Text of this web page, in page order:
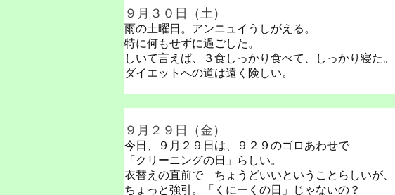
９月３０日（土）
雨の土曜日。アンニュイうしがえる。
特に何もせずに過ごした。
しいて言えば、３食しっかり食べて、しっかり寝た。
ダイエットへの道は遠く険しい。
９月２９日（金）
今日、９月２９日は、９２９のゴロあわせで
「クリーニングの日」らしい。
衣替えの直前で ちょうどいいということらしいが、
ちょっと強引。「くにーくの日」じゃないの？